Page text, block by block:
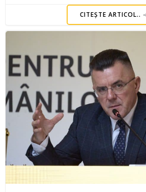
CITEȘTE ARTICOL..